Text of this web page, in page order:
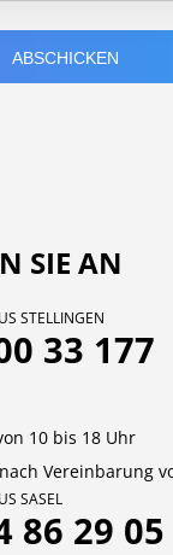
SIE AN
STELLINGEN
33 177
10 bis 18 Uhr
Vereinbarung
SASEL
86 29 05